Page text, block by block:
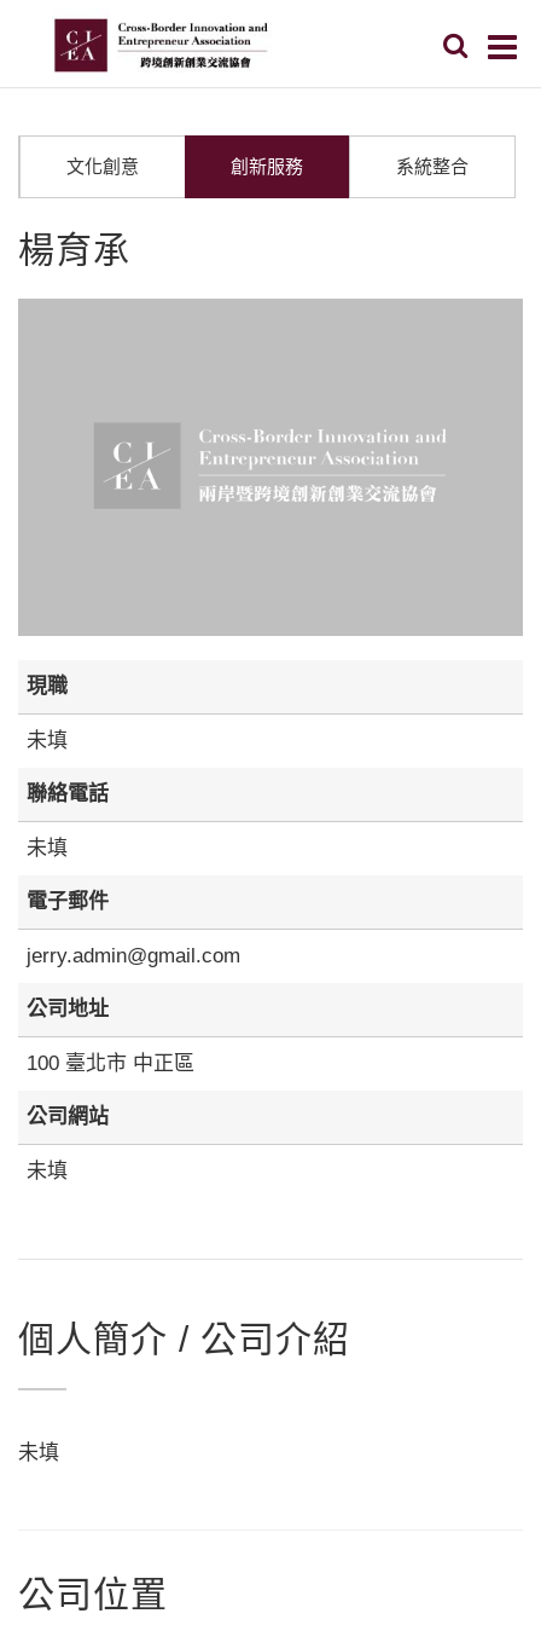
文化創意 創新服務 系統整合
楊育承
現職
未填
聯絡電話
未填
電子郵件
jerry.admin@gmail.com
公司地址
100 臺北市 中正區
公司網站
未填
個人簡介 / 公司介紹
未填
公司位置